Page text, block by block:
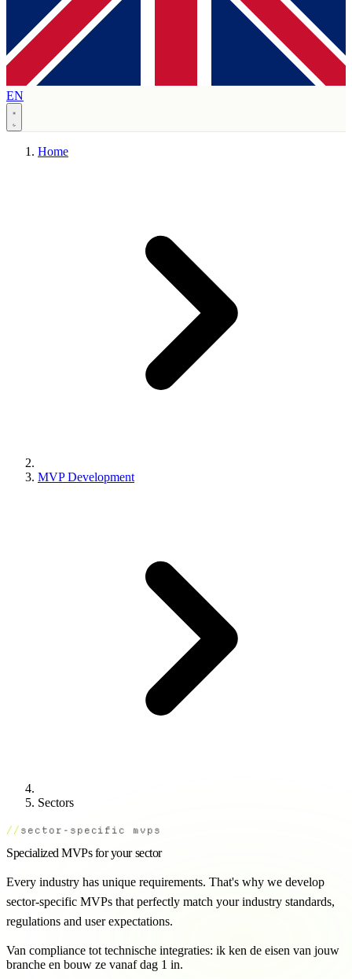
EN
Home
MVP Development
Sectors
sector-specific mvps
Specialized MVPs for your sector
Every industry has unique requirements. That's why we develop
sector-specific MVPs that perfectly match your industry standards,
regulations and user expectations.
Van compliance tot technische integraties: ik ken de eisen van jouw
branche en bouw ze vanaf dag 1 in.